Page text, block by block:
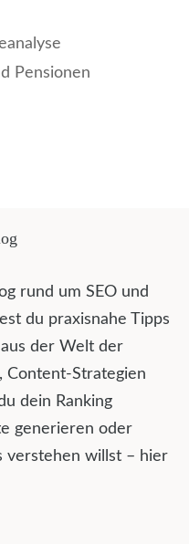
Pensionen
rund um SEO und
du praxisnahe Tipps
der Welt der
Content-Strategien
dein Ranking
generieren oder
verstehen willst – hier